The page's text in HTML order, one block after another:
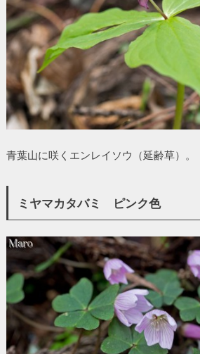
青葉山に咲くエンレイソウ（延齢草）。
ミヤマカタバミ ピンク色